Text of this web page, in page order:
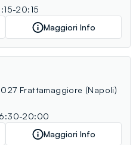
20:15
Maggiori Info
Frattamaggiore (Napoli)
20:00
Maggiori Info